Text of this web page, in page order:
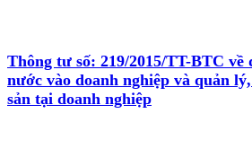
Thông tư số: 219/2015/TT-BTC về
nước vào doanh nghiệp và quản
sản tại doanh nghiệp